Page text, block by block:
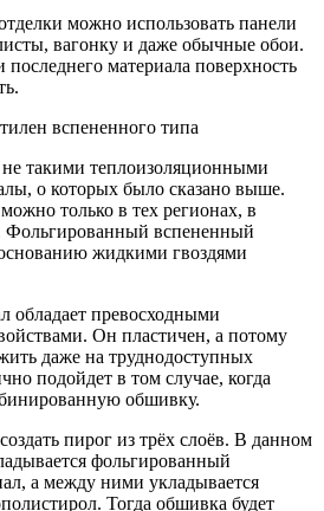
можно использовать панели
вагонку и даже обычные обои.
материала поверхность
вспененного типа
не такими теплоизоляционными
о которых было сказано выше.
только в тех регионах, в
Фольгированный вспененный
жидкими гвоздями
обладает превосходными
Он пластичен, а потому
даже на труднодоступных
подойдет в том случае, когда
обшивку.
пирог из трёх слоёв. В данном
фольгированный
а между ними укладывается
Тогда обшивка будет